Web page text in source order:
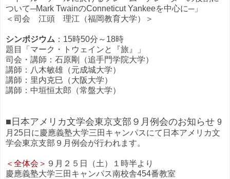
ついて─Mark TwainのConneticut Yankeeを中心に─」
＜司会 江頭 理江（福岡教育大学）＞
シンポジウム ：15時50分～18時
題目「マーク・トウェインと『旅』」
司会・講師：石原剛（追手門学院大学）
講師：八木敏雄（元成城大学）
講師：里内克巳（大阪大学）
講師：中垣恒太郎（常盤大学）
■日本アメリカ文学会東京支部９月例会のお知らせ 9
月25日に慶應義塾大学三田キャンパスにて日本アメリカ文
学会東京支部９月例会が行われます。
＜全体会＞ ９月２５日（土）１時半より
慶應義塾大学三田キャンパス南校舎454番教室